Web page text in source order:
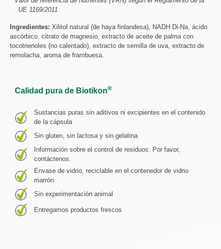
UE 1169/2011
Ingredientes: Xilitol natural (de haya finlandesa), NADH Di-Na, ácido
ascórbico, citrato de magnesio, extracto de aceite de palma con
tocotrienoles (no calentado), extracto de semilla de uva, extracto de
remolacha, aroma de frambuesa.
Calidad pura de Biotikon®
Sustancias puras sin aditivos ni excipientes en el contenido
de la cápsula
Sin gluten, sin lactosa y sin gelatina
Información sobre el control de residuos: Por favor,
contáctenos.
Envase de vidrio, reciclable en el contenedor de vidrio
marrón
Sin experimentación animal
Entregamos productos frescos